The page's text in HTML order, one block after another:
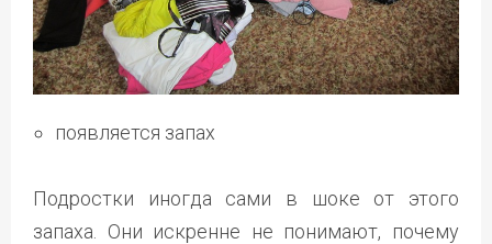
появляется запах
Подростки иногда сами в шоке от этого
запаха. Они искренне не понимают, почему